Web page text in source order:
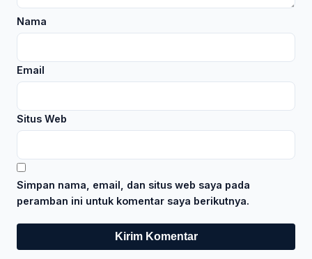
Nama
Email
Situs Web
Simpan nama, email, dan situs web saya pada
peramban ini untuk komentar saya berikutnya.